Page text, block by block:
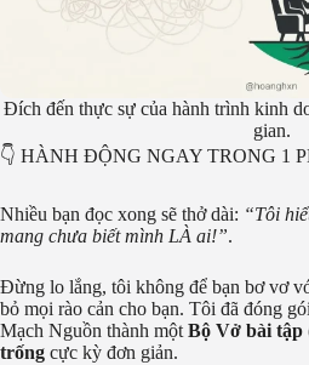
Đích đến thực sự của hành trình kinh
gian.
👇 HÀNH ĐỘNG NGAY TRONG 1
Nhiều bạn đọc xong sẽ thở dài: “Tôi
mang chưa biết mình LÀ ai!”.
Đừng lo lắng, tôi không để bạn bơ vơ
bỏ mọi rào cản cho bạn. Tôi đã đóng
Mạch Nguồn thành một Bộ Vở bài tập
trống cực kỳ đơn giản.